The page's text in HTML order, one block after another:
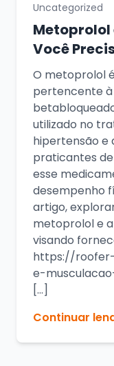
Sobre Nós
Uncategorized
Metoprolol
Você
O metoprolol
pertencente à
utilizado no
hipertensão e
praticantes
esse
desempenho
artigo,
metoprolol e
visando
https://
e-
[…]
Continuar